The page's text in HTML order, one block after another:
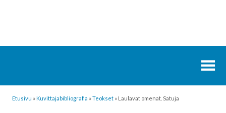
Etusivu »Kuvittaja­bibliografia »Teokset » Laulavat omenat. Satuja